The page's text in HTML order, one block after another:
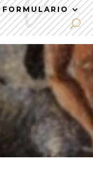
FORMULARIO